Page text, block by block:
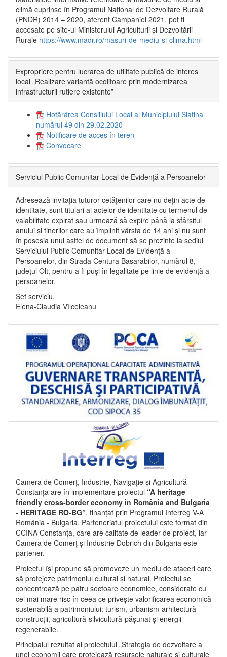
climă cuprinse în Programul Național de Dezvoltare Rurală
(PNDR) 2014 – 2020, aferent Campaniei 2021, pot fi
accesate pe site-ul Ministerului Agriculturii și Dezvoltării
Rurale https://www.madr.ro/masuri-de-mediu-si-clima.html
Expropriere pentru lucrarea de utilitate publică de interes
local „Realizare variantă ocolitoare prin modernizarea
infrastructurii rutiere existente”
Hotărârea Consiliului Local al Municipiului Slatina
numărul 49 din 29.02.2020
Notificare de acces în teren
Convocare
Serviciul Public Comunitar Local de Evidență a Persoanelor
Adresează invitația tuturor cetățenilor care nu dețin acte de
identitate, sunt titulari ai actelor de identitate cu termenul de
valabilitate expirat sau urmează să expire până la sfârșitul
anului și tinerilor care au împlinit vârsta de 14 ani și nu sunt
în posesia unui astfel de document să se prezinte la sediul
Serviciului Public Comunitar Local de Evidență a
Persoanelor, din Strada Centura Basarabilor, numărul 8,
județul Olt, pentru a fi puși în legalitate pe linie de evidență a
persoanelor.
Șef serviciu,
Elena-Claudia Vîlceleanu
Camera de Comerț, Industrie, Navigație și Agricultură
Constanța are în implementare proiectul “A heritage
friendly cross-border economy in România and Bulgaria
- HERITAGE RO-BG”, finanțat prin Programul Interreg V-A
România - Bulgaria. Parteneriatul proiectului este format din
CCINA Constanța, care are calitate de leader de proiect, iar
Camera de Comerț și Industrie Dobrich din Bulgaria este
partener.
Proiectul își propune să promoveze un mediu de afaceri care
să protejeze patrimoniul cultural și natural. Proiectul se
concentrează pe patru sectoare economice, considerate cu
cel mai mare risc în ceea ce privește valorificarea economică
sustenabilă a patrimoniului: turism, urbanism-arhitectură-
construcții, agricultură-silvicultură-pășunat și energii
regenerabile.
Principalul rezultat al proiectului „Strategia de dezvoltare a
unei economii care protejează resursele naturale și culturale